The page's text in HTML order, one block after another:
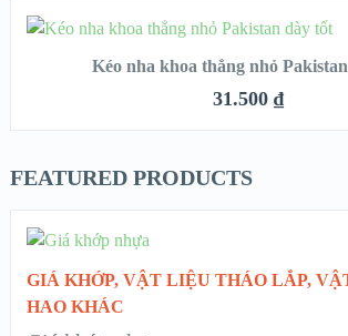
QUICK LOOK
ĐỌC TIẾP
Kéo nha khoa thẳng nhỏ
31.500 ₫
FEATURED PRODUCTS
GIÁ KHỚP, VẬT LIỆU THÁO LẮP,
HAO KHÁC